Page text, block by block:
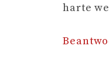
harte